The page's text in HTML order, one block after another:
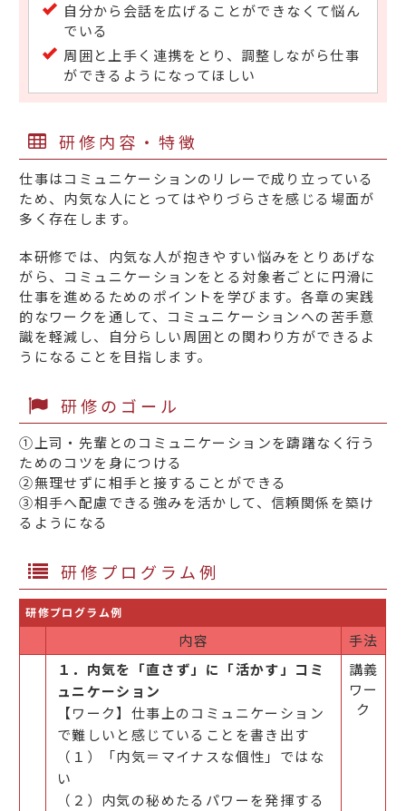
自分から会話を広げることができなくて悩ん
でいる
周囲と上手く連携をとり、調整しながら仕事
ができるようになってほしい
研修内容・特徴
仕事はコミュニケーションのリレーで成り立っている
ため、内気な人にとってはやりづらさを感じる場面が
多く存在します。
本研修では、内気な人が抱きやすい悩みをとりあげな
がら、コミュニケーションをとる対象者ごとに円滑に
仕事を進めるためのポイントを学びます。各章の実践
的なワークを通して、コミュニケーションへの苦手意
識を軽減し、自分らしい周囲との関わり方ができるよ
うになることを目指します。
研修のゴール
①上司・先輩とのコミュニケーションを躊躇なく行う
ためのコツを身につける
②無理せずに相手と接することができる
③相手へ配慮できる強みを活かして、信頼関係を築け
るようになる
研修プログラム例
研修プログラム例
内容 手法
１．内気を「直さず」に「活かす」コミ
ュニケーション
【ワーク】仕事上のコミュニケーション
で難しいと感じていることを書き出す
（１）「内気＝マイナスな個性」ではな
い
（２）内気の秘めたるパワーを発揮する
講義
ワー
ク